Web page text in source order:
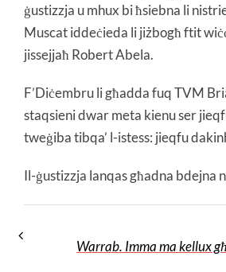
ġustizzja u mhux bi ħsiebna li
Muscat iddeċieda li jiżbogħ ftit
jissejjaħ Robert Abela.
F’Diċembru li għadda fuq TVM
staqsieni dwar meta kienu ser
tweġiba tibqa’ l-istess: jieqfu
Il-ġustizzja lanqas għadna bdejna
Warrab. Imma ma kellux